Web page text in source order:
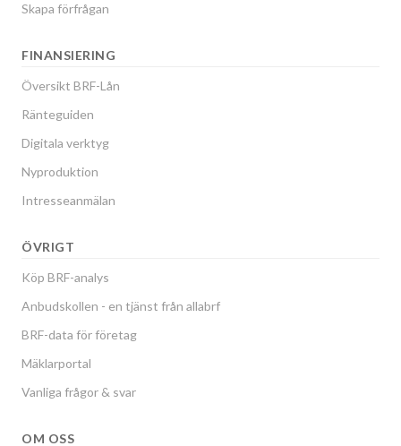
Skapa förfrågan
FINANSIERING
Översikt BRF-Lån
Ränteguiden
Digitala verktyg
Nyproduktion
Intresseanmälan
ÖVRIGT
Köp BRF-analys
Anbudskollen - en tjänst från allabrf
BRF-data för företag
Mäklarportal
Vanliga frågor & svar
OM OSS